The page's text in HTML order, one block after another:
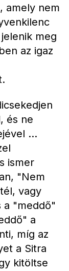
amely nem
meg
az igaz
és ne
...
ismer
"Nem
vagy
a "meddő"
a
míg az
a Sitra
kitöltse